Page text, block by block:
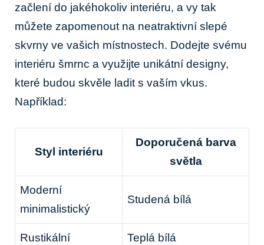
začlení do jakéhokoliv interiéru, a vy tak
můžete zapomenout na⁢ neatraktivní ⁣slepé
skvrny ve vašich místnostech. Dodejte svému⁣
interiéru‍ šmrnc ⁤a využijte unikátní designy,
které budou skvěle ⁤ladit s ‍vaším vkus.​
Například:
Styl interiéru
Doporučená barva
světla
Moderní
minimalistický
Studená bílá
Rustikální Teplá bílá